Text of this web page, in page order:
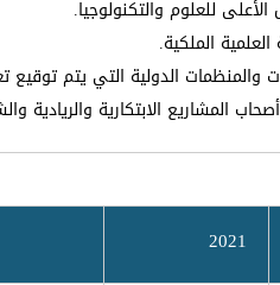
للعلوم والتكنولوجيا.
العلمية الملكية.
والمنظمات الدولية التي يتم
أصحاب المشاريع الابتكارية والريادية
2021